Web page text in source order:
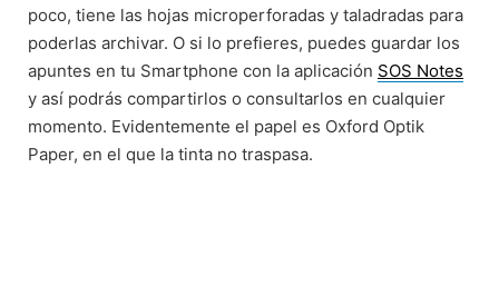
poco, tiene las hojas microperforadas y taladradas para
poderlas archivar. O si lo prefieres, puedes guardar los
apuntes en tu Smartphone con la aplicación SOS Notes
y así podrás compartirlos o consultarlos en cualquier
momento. Evidentemente el papel es Oxford Optik
Paper, en el que la tinta no traspasa.